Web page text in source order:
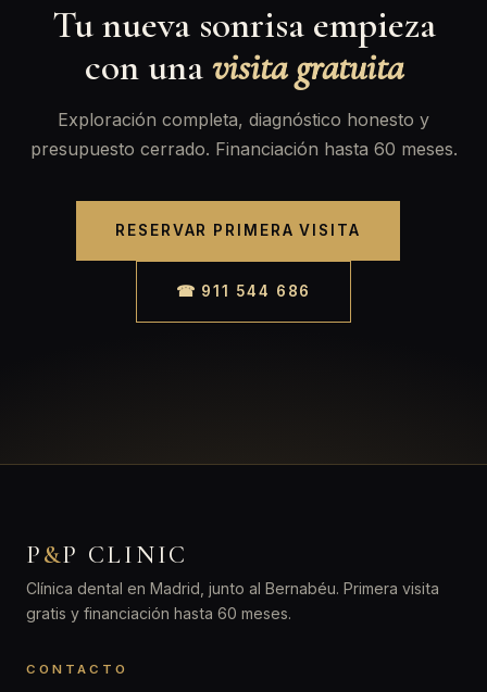
Tu nueva sonrisa empieza
con unavisita gratuita
Exploración completa, diagnóstico honesto y
presupuesto cerrado. Financiación hasta 60 meses.
RESERVAR PRIMERA VISITA
☎ 911 544 686
P&P CLINIC
Clínica dental en Madrid, junto al Bernabéu. Primera visita
gratis y financiación hasta 60 meses.
CONTACTO